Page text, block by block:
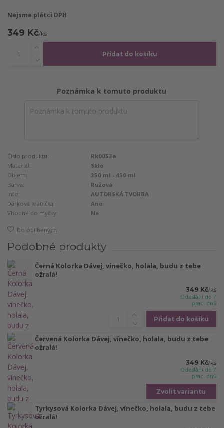
Nejsme plátci DPH
349 Kč/ks
Přidat do košíku
Poznámka k tomuto produktu
Číslo produktu:
Rk0053a
Materiál:
Sklo
Objem:
350 ml - 450 ml
Barva:
Ružová
Info:
AUTORSKÁ TVORBA
Dárková krabička:
Ano
Vhodné do myčky:
Ne
Do oblíbených
Podobné produkty
Černá Kolorka Dávej, vínečko, holala, budu z tebe
ožralá!
349 Kč/ks
Odeslání do 7
prac. dnů
Přidat do košíku
Červená Kolorka Dávej, vínečko, holala, budu z tebe
ožralá!
349 Kč/ks
Odeslání do 7
prac. dnů
Zvolit variantu
Tyrkysová Kolorka Dávej, vínečko, holala, budu z tebe
ožralá!